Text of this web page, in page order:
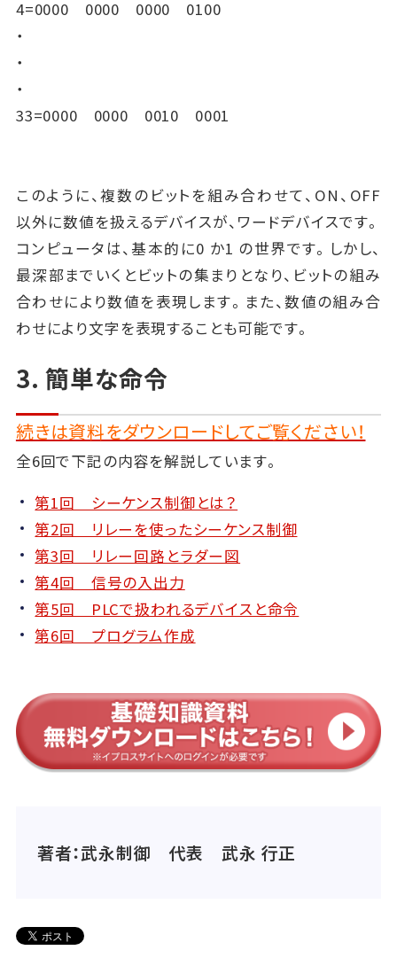
4=0000 0000 0000 0100
・
・
・
33=0000 0000 0010 0001
このように、複数のビットを組み合わせて、ON、OFF
以外に数値を扱えるデバイスが、ワードデバイスです。
コンピュータは、基本的に0 か1 の世界です。しかし、
最深部までいくとビットの集まりとなり、ビットの組み
合わせにより数値を表現します。また、数値の組み合
わせにより文字を表現することも可能です。
3. 簡単な命令
続きは資料をダウンロードしてご覧ください！
全6回で下記の内容を解説しています。
第1回 シーケンス制御とは？
第2回 リレーを使ったシーケンス制御
第3回 リレー回路とラダー図
第4回 信号の入出力
第5回 PLCで扱われるデバイスと命令
第6回 プログラム作成
著者：武永制御 代表 武永 行正